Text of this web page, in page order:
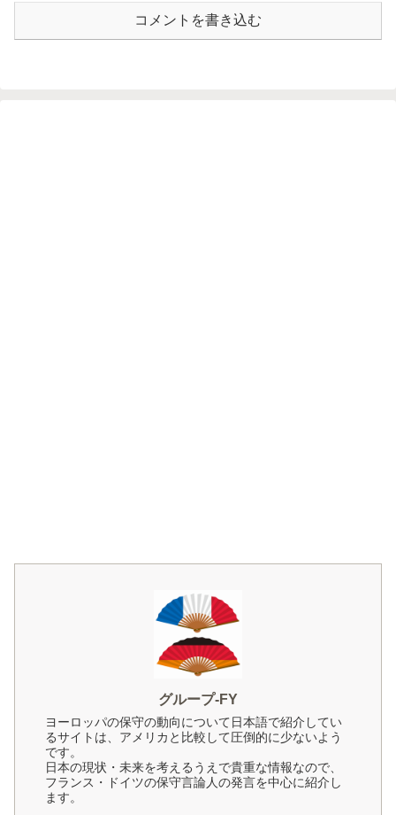
コメントを書き込む
グループ-FY
ヨーロッパの保守の動向について日本語で紹介してい
るサイトは、アメリカと比較して圧倒的に少ないよう
です。
日本の現状・未来を考えるうえで貴重な情報なので、
フランス・ドイツの保守言論人の発言を中心に紹介し
ます。